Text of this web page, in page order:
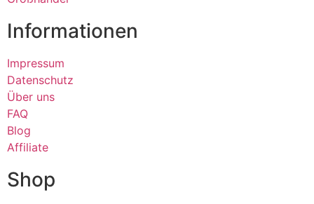
Informationen
Impressum
Datenschutz
Über uns
FAQ
Blog
Affiliate
Shop